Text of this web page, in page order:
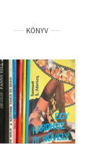
KÖNYV